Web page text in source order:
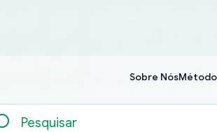
Sobre Nós